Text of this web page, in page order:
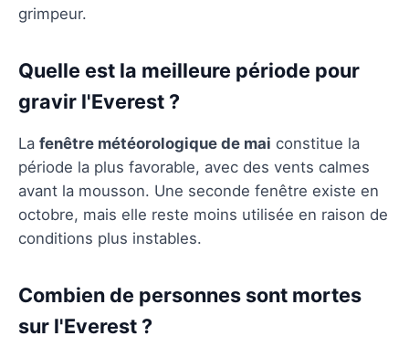
grimpeur.
Quelle est la meilleure période pour
gravir l'Everest ?
La fenêtre météorologique de mai constitue la
période la plus favorable, avec des vents calmes
avant la mousson. Une seconde fenêtre existe en
octobre, mais elle reste moins utilisée en raison de
conditions plus instables.
Combien de personnes sont mortes
sur l'Everest ?